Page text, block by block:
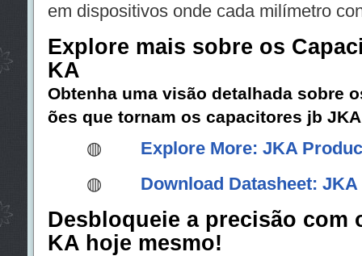
em dispositivos onde cada milímetro
Explore mais sobre os
KA
Obtenha uma visão detalhada sobre
ões que tornam os capacitores jb
◍ Explore More: JKA
◍ Download Datasheet: JKA
Desbloqueie a precisão com
KA hoje mesmo!